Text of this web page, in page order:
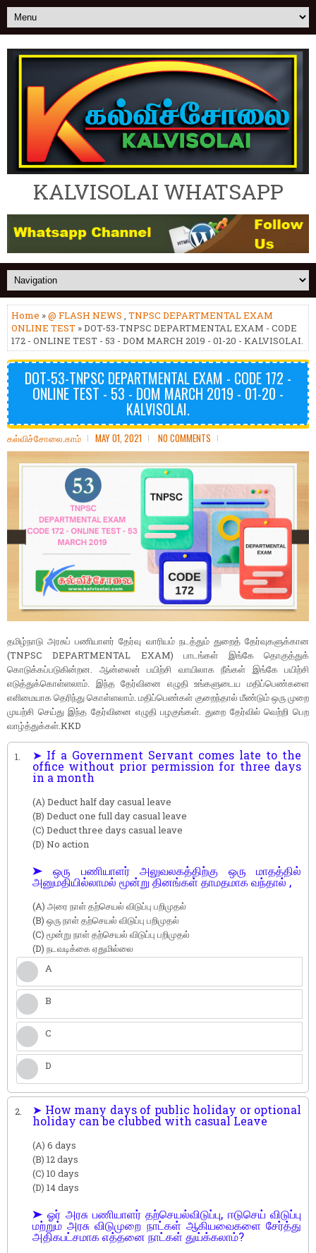
KALVISOLAI WHATSAPP
Home »@ FLASH NEWS , TNPSC DEPARTMENTAL EXAM
ONLINE TEST » DOT-53-TNPSC DEPARTMENTAL EXAM - CODE
172 - ONLINE TEST - 53 - DOM MARCH 2019 - 01-20 - KALVISOLAI.
DOT-53-TNPSC DEPARTMENTAL EXAM - CODE 172 -
ONLINE TEST - 53 - DOM MARCH 2019 - 01-20 -
KALVISOLAI.
கல்விச்சோலை.காம் MAY 01, 2021 NO COMMENTS
தமிழ்நாடு அரசுப் பணியாளர் தேர்வு வாரியம் நடத்தும் துறைத் தேர்வுகளுக்கான
(TNPSC DEPARTMENTAL EXAM) பாடங்கள் இங்கே தொகுத்துக்
கொடுக்கப்படுகின்றன. ஆன்லைன் பயிற்சி வாயிலாக நீங்கள் இங்கே பயிற்சி
எடுத்துக்கொள்ளலாம். இந்த தேர்வினை எழுதி உங்களுடைய மதிப்பெண்களை
எளிமையாக தெரிந்து கொள்ளலாம். மதிப்பெண்கள் குறைந்தால் மீண்டும் ஒரு முறை
முயற்சி செய்து இந்த தேர்வினை எழுதி பழகுங்கள். துறை தேர்வில் வெற்றி பெற
வாழ்த்துக்கள்.KKD
1. ➤ If a Government Servant comes late to the
office without prior permission for three days
in a month
(A) Deduct half day casual leave
(B) Deduct one full day casual leave
(C) Deduct three days casual leave
(D) No action
➤ ஒரு பணியாளர் அலுவலகத்திற்கு ஒரு மாதத்தில்
அனுமதியில்லாமல் மூன்று தினங்கள் தாமதமாக வந்தால் ,
(A) அரை நாள் தற்செயல் விடுப்பு பறிமுதல்
(B) ஒரு நாள் தற்செயல் விடுப்பு பறிமுதல்
(C) மூன்று நாள் தற்செயல் விடுப்பு பறிமுதல்
(D) நடவடிக்கை ஏதுமில்லை
A
B
C
D
2. ➤ How many days of public holiday or optional
holiday can be clubbed with casual Leave
(A) 6 days
(B) 12 days
(C) 10 days
(D) 14 days
➤ ஓர் அரசு பணியாளர் தற்செயல்விடுப்பு, ஈடுசெய் விடுப்பு
மற்றும் அரசு விடுமுறை நாட்கள் ஆகியவைகளை சேர்த்து
அதிகபட்சமாக எத்தனை நாட்கள் துய்க்கலாம்?